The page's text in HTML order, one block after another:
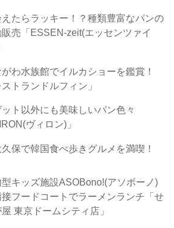
えたらラッキー！？種類豊富なパンの
売「ESSEN-zeit(エッセンツァイ
がわ水族館でイルカショーを鑑賞！
ストランドルフィン」
ト以外にも美味しいパン色々
ヴィロン)」
保で韓国食べ歩きグルメを満喫！
型キッズ施設ASOBono!(アソボーノ)
接フードコートでラーメンランチ「せ
東京ドームシティ店」